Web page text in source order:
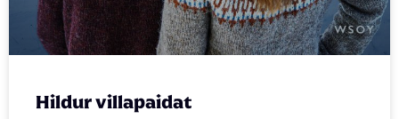
Hildur villapaidat